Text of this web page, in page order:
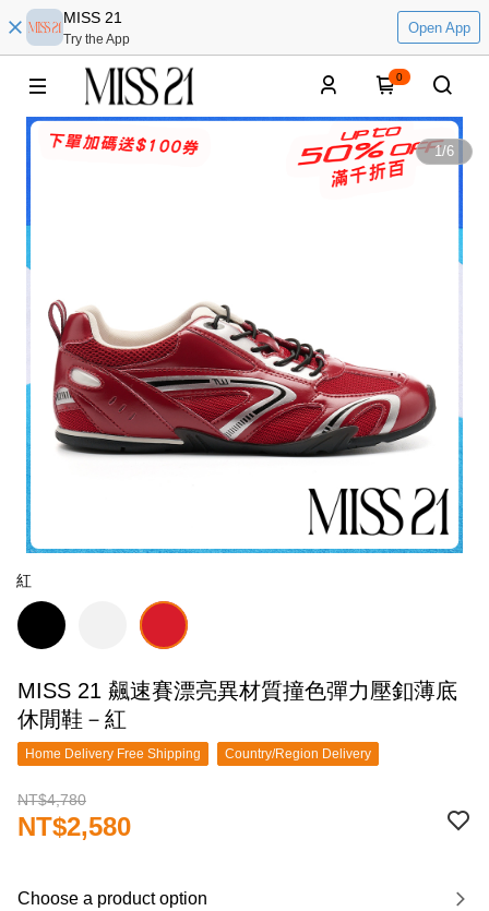
MISS 21
Try the App
Open App
0
1/6
紅
MISS 21 飆速賽漂亮異材質撞色彈力壓釦薄底
休閒鞋－紅
Home Delivery Free Shipping Country/Region Delivery
NT$4,780
NT$2,580
Choose a product option